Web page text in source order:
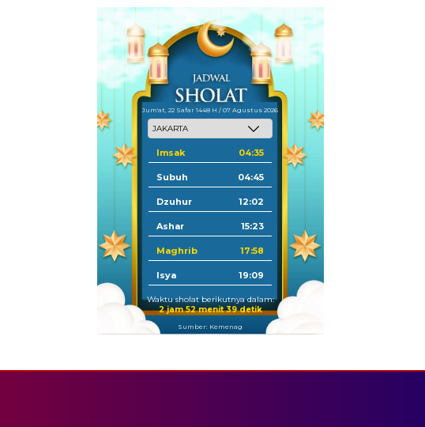
Jum'at, 22 Safar 1448 H / 07 Agustus 2026
Imsak 04:35
Subuh 04:45
Dzuhur 12:02
Ashar 15:23
Maghrib 17:58
Isya 19:09
Waktu sholat berikutnya dalam:
2 jam 52 menit 39 detik
Sumber: Kemenag